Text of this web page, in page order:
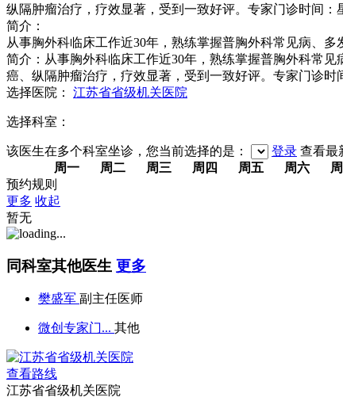
纵隔肿瘤治疗，疗效显著，受到一致好评。专家门诊时间：
简介：
从事胸外科临床工作近30年，熟练掌握普胸外科常见病、
简介：从事胸外科临床工作近30年，熟练掌握普胸外科常
癌、纵隔肿瘤治疗，疗效显著，受到一致好评。专家门诊时
选择医院： 江苏省省级机关医院
选择科室：
该医生在多个科室坐诊，您当前选择的是： 登录 查看最
周一
周二 周三 周四 周五 周六
预约规则
更多 收起
暂无
同科室其他医生 更多
樊盛军 副主任医师
微创专家门... 其他
查看路线
江苏省省级机关医院